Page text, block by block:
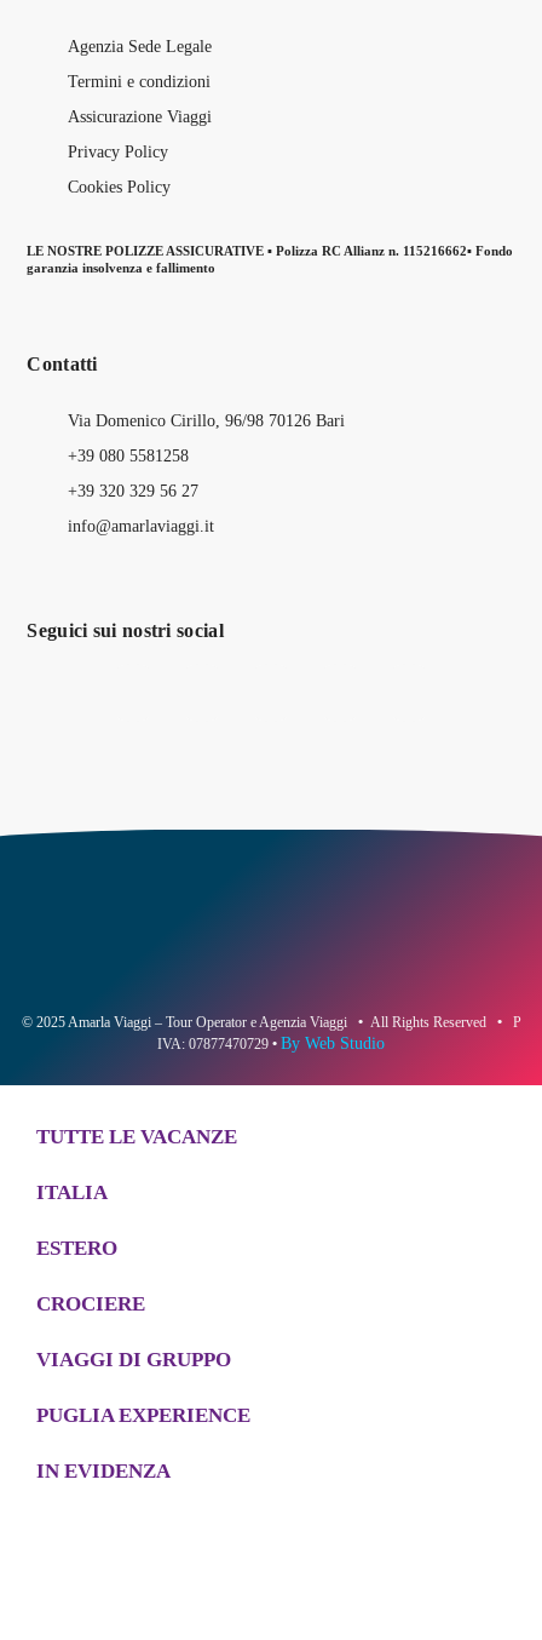
Contatti
Via Domenico Cirillo, 96/98 70126 Bari
+39 080 5581258
+39 320 329 56 27
info@amarlaviaggi.it
Seguici sui nostri social
Agenzia Sede Legale
Termini e condizioni
Assicurazione Viaggi
Privacy Policy
Cookies Policy
LE NOSTRE POLIZZE ASSICURATIVE ▪ Polizza RC Allianz n. 115216662▪ Fondo
garanzia insolvenza e fallimento
© 2025 Amarla Viaggi – Tour Operator e Agenzia Viaggi • All Rights Reserved • P
IVA: 07877470729 • By Web Studio
TUTTE LE VACANZE
ITALIA
ESTERO
CROCIERE
VIAGGI DI GRUPPO
PUGLIA EXPERIENCE
IN EVIDENZA